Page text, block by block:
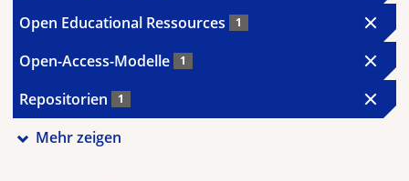
Open Educational Ressources 1
Open-Access-Modelle 1
Repositorien 1
Mehr zeigen